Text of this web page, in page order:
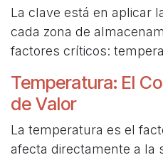
La clave está en aplicar
cada zona de
factores críticos:
Temperatura: El
de Valor
La temperatura es el
afecta directamente a la